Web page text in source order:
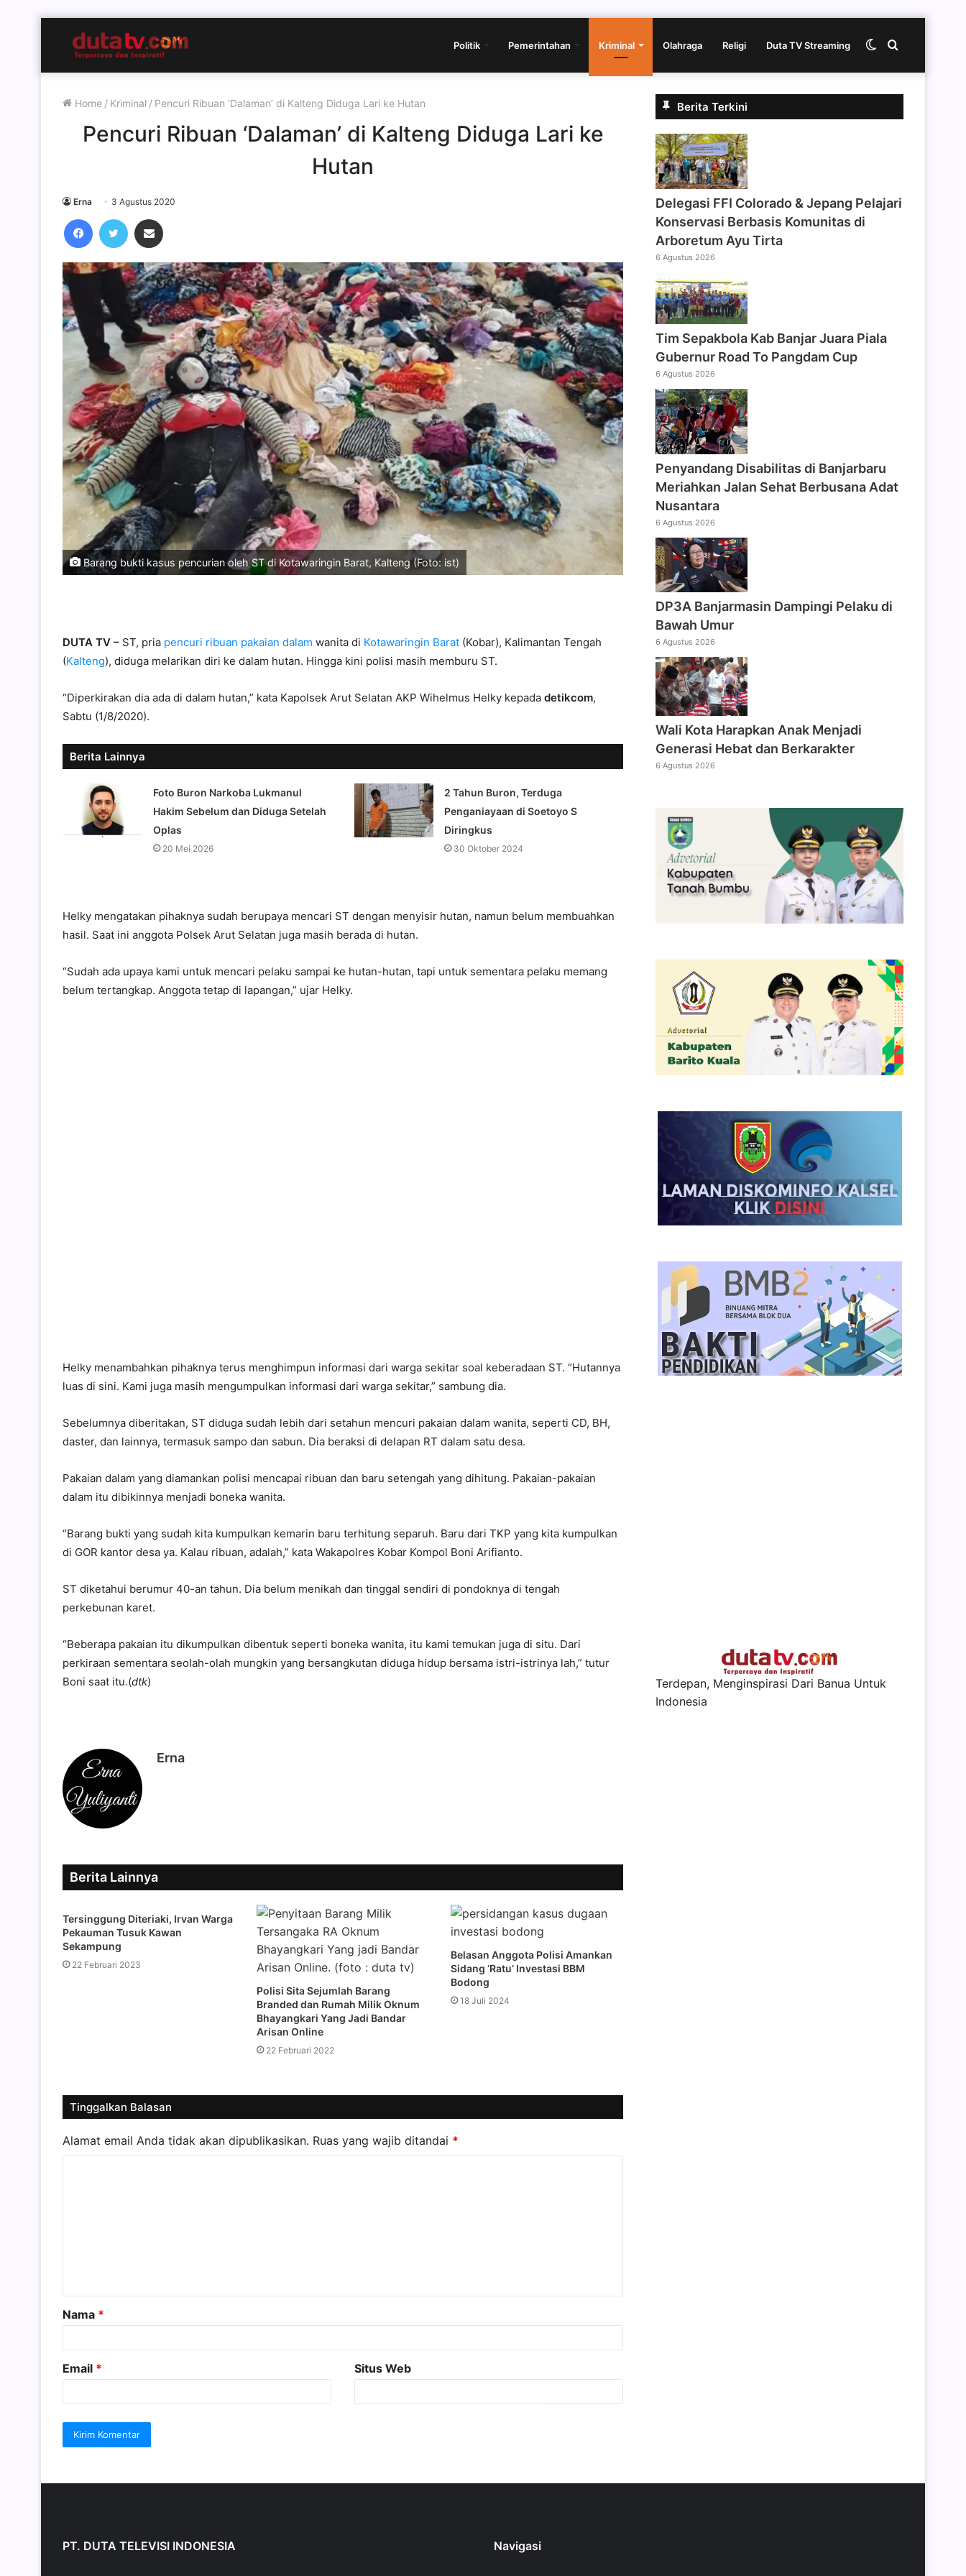
Politik Pemerintahan Kriminal Olahraga Religi Duta TV Streaming Cari
Switch
Home / Kriminal / Pencuri Ribuan ‘Dalaman’ di Kalteng Diduga Lari ke Hutan
Pencuri Ribuan ‘Dalaman’ di Kalteng Diduga Lari ke
Hutan
Erna 3 Agustus 2020
FacebookTwitter
Barang bukti kasus pencurian oleh ST di Kotawaringin Barat, Kalteng (Foto: ist)
DUTA TV – ST, pria pencuri ribuan pakaian dalam wanita di Kotawaringin Barat (Kobar), Kalimantan Tengah
(Kalteng), diduga melarikan diri ke dalam hutan. Hingga kini polisi masih memburu ST.
“Diperkirakan dia ada di dalam hutan,” kata Kapolsek Arut Selatan AKP Wihelmus Helky kepada detikcom,
Sabtu (1/8/2020).
Berita Lainnya
Foto Buron Narkoba Lukmanul
Hakim Sebelum dan Diduga Setelah
Oplas
20 Mei 2026
2 Tahun Buron, Terduga
Penganiayaan di Soetoyo S
Diringkus
30 Oktober 2024
Helky mengatakan pihaknya sudah berupaya mencari ST dengan menyisir hutan, namun belum membuahkan
hasil. Saat ini anggota Polsek Arut Selatan juga masih berada di hutan.
“Sudah ada upaya kami untuk mencari pelaku sampai ke hutan-hutan, tapi untuk sementara pelaku memang
belum tertangkap. Anggota tetap di lapangan,” ujar Helky.
Helky menambahkan pihaknya terus menghimpun informasi dari warga sekitar soal keberadaan ST. “Hutannya
luas di sini. Kami juga masih mengumpulkan informasi dari warga sekitar,” sambung dia.
Sebelumnya diberitakan, ST diduga sudah lebih dari setahun mencuri pakaian dalam wanita, seperti CD, BH,
daster, dan lainnya, termasuk sampo dan sabun. Dia beraksi di delapan RT dalam satu desa.
Pakaian dalam yang diamankan polisi mencapai ribuan dan baru setengah yang dihitung. Pakaian-pakaian
dalam itu dibikinnya menjadi boneka wanita.
“Barang bukti yang sudah kita kumpulkan kemarin baru terhitung separuh. Baru dari TKP yang kita kumpulkan
di GOR kantor desa ya. Kalau ribuan, adalah,” kata Wakapolres Kobar Kompol Boni Arifianto.
ST diketahui berumur 40-an tahun. Dia belum menikah dan tinggal sendiri di pondoknya di tengah
perkebunan karet.
“Beberapa pakaian itu dikumpulkan dibentuk seperti boneka wanita, itu kami temukan juga di situ. Dari
perkiraan sementara seolah-olah mungkin yang bersangkutan diduga hidup bersama istri-istrinya lah,” tutur
Boni saat itu.(dtk)
Erna
Berita Lainnya
Tersinggung Diteriaki, Irvan Warga
Pekauman Tusuk Kawan
Sekampung
22 Februari 2023
Polisi Sita Sejumlah Barang
Branded dan Rumah Milik Oknum
Bhayangkari Yang Jadi Bandar
Arisan Online
22 Februari 2022
Belasan Anggota Polisi Amankan
Sidang ‘Ratu’ Investasi BBM
Bodong
18 Juli 2024
Tinggalkan Balasan
Alamat email Anda tidak akan dipublikasikan. Ruas yang wajib ditandai *
a
r
Nama *
Email * Situs Web
Berita Terkini
Delegasi FFI Colorado & Jepang Pelajari
Konservasi Berbasis Komunitas di
Arboretum Ayu Tirta
6 Agustus 2026
Tim Sepakbola Kab Banjar Juara Piala
Gubernur Road To Pangdam Cup
6 Agustus 2026
Penyandang Disabilitas di Banjarbaru
Meriahkan Jalan Sehat Berbusana Adat
Nusantara
6 Agustus 2026
DP3A Banjarmasin Dampingi Pelaku di
Bawah Umur
6 Agustus 2026
Wali Kota Harapkan Anak Menjadi
Generasi Hebat dan Berkarakter
6 Agustus 2026
Terdepan, Menginspirasi Dari Banua Untuk
Indonesia
PT. DUTA TELEVISI INDONESIA Navigasi